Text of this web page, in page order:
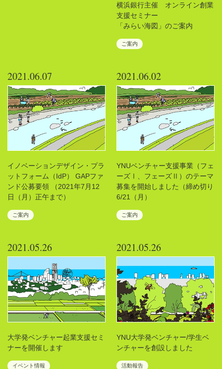
横浜銀行主催 オンライン創業
支援セミナー
「みらい海図」のご案内
ご案内
2021.06.07
イノベーションデザイン・プラ
ットフォーム（IdP） GAPファ
ンド公募要領 （2021年7月12
日（月）正午まで）
ご案内
2021.06.02
YNUベンチャー支援事業（フェ
ーズⅠ、フェーズⅡ）のテーマ
募集を開始しました（締め切り
6/21（月）
ご案内
2021.05.26
大学発ベンチャー起業支援セミ
ナーを開催します
イベント情報
2021.05.26
YNU大学発ベンチャー/学生ベ
ンチャーを創設しました
活動報告